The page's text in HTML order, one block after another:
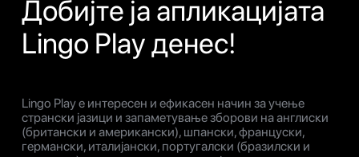
Добијте ја апликацијата
Lingo Play денес!
Lingo Play е интересен и ефикасен начин за учење
странски јазици и запаметување зборови на англиски
(британски и американски), шпански, француски,
германски, италијански, португалски (бразилски и